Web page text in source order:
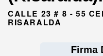
CALLE 23 # 8 - 55
RISARALDA
Firma